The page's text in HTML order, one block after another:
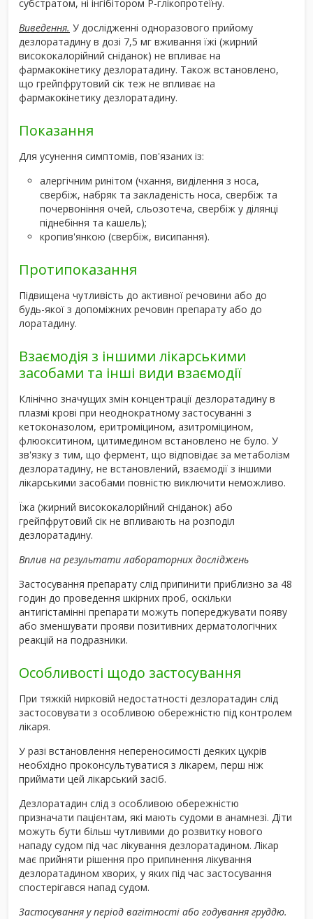
субстратом, ні інгібітором P-глікопротеїну.
Виведення. У дослідженні одноразового прийому
дезлоратадину в дозі 7,5 мг вживання їжі (жирний
висококалорійний сніданок) не впливає на
фармакокінетику дезлоратадину. Також встановлено,
що грейпфрутовий сік теж не впливає на
фармакокінетику дезлоратадину.
Показання
Для усунення симптомів, пов'язаних із:
алергічним ринітом (чхання, виділення з носа,
свербіж, набряк та закладеність носа, свербіж та
почервоніння очей, сльозотеча, свербіж у ділянці
піднебіння та кашель);
кропив'янкою (свербіж, висипання).
Протипоказання
Підвищена чутливість до активної речовини або до
будь-якої з допоміжних речовин препарату або до
лоратадину.
Взаємодія з іншими лікарськими
засобами та інші види взаємодії
Клінічно значущих змін концентрації дезлоратадину в
плазмі крові при неоднократному застосуванні з
кетоконазолом, еритроміцином, азитроміцином,
флюокситином, цитимедином встановлено не було. У
зв'язку з тим, що фермент, що відповідає за метаболізм
дезлоратадину, не встановлений, взаємодії з іншими
лікарськими засобами повністю виключити неможливо.
Їжа (жирний висококалорійний сніданок) або
грейпфрутовий сік не впливають на розподіл
дезлоратадину.
Вплив на результати лабораторних досліджень
Застосування препарату слід припинити приблизно за 48
годин до проведення шкірних проб, оскільки
антигістамінні препарати можуть попереджувати появу
або зменшувати прояви позитивних дерматологічних
реакцій на подразники.
Особливості щодо застосування
При тяжкій нирковій недостатності дезлоратадин слід
застосовувати з особливою обережністю під контролем
лікаря.
У разі встановлення непереносимості деяких цукрів
необхідно проконсультуватися з лікарем, перш ніж
приймати цей лікарський засіб.
Дезлоратадин слід з особливою обережністю
призначати пацієнтам, які мають судоми в анамнезі. Діти
можуть бути більш чутливими до розвитку нового
нападу судом під час лікування дезлоратадином. Лікар
має прийняти рішення про припинення лікування
дезлоратадином хворих, у яких під час застосування
спостерігався напад судом.
Застосування у період вагітності або годування груддю.